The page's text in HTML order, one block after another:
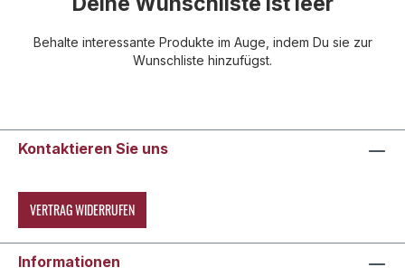
Behalte interessante Produkte im Auge, indem Du sie zur
Wunschliste hinzufügst.
Kontaktieren Sie uns
VERTRAG WIDERRUFEN
Informationen